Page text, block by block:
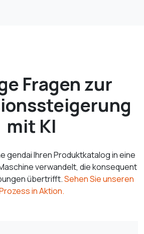
Fragen zur
mit KI
gendai Ihren Produktkatalog in eine
verwandelt, die konsequent
übertrifft.Sehen Sie unseren
in Aktion.